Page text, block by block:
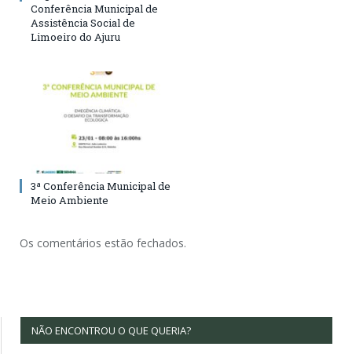
Conferência Municipal de
Assistência Social de
Limoeiro do Ajuru
3ª Conferência Municipal de
Meio Ambiente
Os comentários estão fechados.
NÃO ENCONTROU O QUE QUERIA?